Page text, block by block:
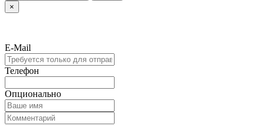
×
E-Mail
Телефон
Опционально